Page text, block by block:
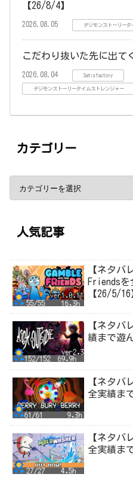
【26/8/4】
2026.08.05 デジモンストーリータ
こだわり抜いた先に出て
2026.08.04 Satisfactory
デジモンストーリータイムストレンジャー
カテゴリー
人気記事
【ネタバ
Friendsを
【26/5/16
【ネタバ
績まで遊
【ネタ
全実績ま
【ネタバ
全実績ま